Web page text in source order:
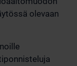
olevaan